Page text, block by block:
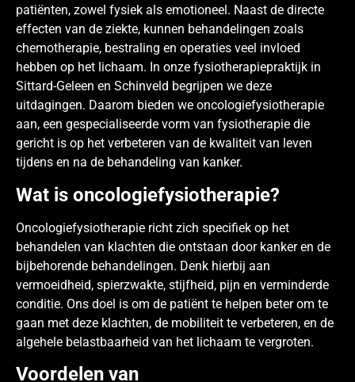
patiënten, zowel fysiek als emotioneel. Naast de directe
effecten van de ziekte, kunnen behandelingen zoals
chemotherapie, bestraling en operaties veel invloed
hebben op het lichaam. In onze fysiotherapiepraktijk in
Sittard-Geleen en Schinveld begrijpen we deze
uitdagingen. Daarom bieden we oncologiefysiotherapie
aan, een gespecialiseerde vorm van fysiotherapie die
gericht is op het verbeteren van de kwaliteit van leven
tijdens en na de behandeling van kanker.
Wat is oncologiefysiotherapie?
Oncologiefysiotherapie richt zich specifiek op het
behandelen van klachten die ontstaan door kanker en de
bijbehorende behandelingen. Denk hierbij aan
vermoeidheid, spierzwakte, stijfheid, pijn en verminderde
conditie. Ons doel is om de patiënt te helpen beter om te
gaan met deze klachten, de mobiliteit te verbeteren, en de
algehele belastbaarheid van het lichaam te vergroten.
Voordelen van